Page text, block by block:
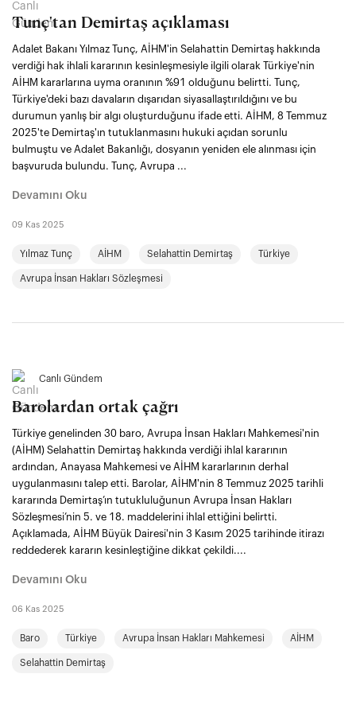
Tunç'tan Demirtaş açıklaması
Adalet Bakanı Yılmaz Tunç, AİHM'in Selahattin Demirtaş hakkında
verdiği hak ihlali kararının kesinleşmesiyle ilgili olarak Türkiye'nin
AİHM kararlarına uyma oranının %91 olduğunu belirtti. Tunç,
Türkiye'deki bazı davaların dışarıdan siyasallaştırıldığını ve bu
durumun yanlış bir algı oluşturduğunu ifade etti. AİHM, 8 Temmuz
2025'te Demirtaş'ın tutuklanmasını hukuki açıdan sorunlu
bulmuştu ve Adalet Bakanlığı, dosyanın yeniden ele alınması için
başvuruda bulundu. Tunç, Avrupa ...
Devamını Oku
09 Kas 2025
Yılmaz Tunç AİHM Selahattin Demirtaş Türkiye
Avrupa İnsan Hakları Sözleşmesi
Canlı Gündem
Barolardan ortak çağrı
Türkiye genelinden 30 baro, Avrupa İnsan Hakları Mahkemesi'nin
(AİHM) Selahattin Demirtaş hakkında verdiği ihlal kararının
ardından, Anayasa Mahkemesi ve AİHM kararlarının derhal
uygulanmasını talep etti. Barolar, AİHM'nin 8 Temmuz 2025 tarihli
kararında Demirtaş’ın tutukluluğunun Avrupa İnsan Hakları
Sözleşmesi’nin 5. ve 18. maddelerini ihlal ettiğini belirtti.
Açıklamada, AİHM Büyük Dairesi'nin 3 Kasım 2025 tarihinde itirazı
reddederek kararın kesinleştiğine dikkat çekildi....
Devamını Oku
06 Kas 2025
Baro Türkiye Avrupa İnsan Hakları Mahkemesi AİHM
Selahattin Demirtaş